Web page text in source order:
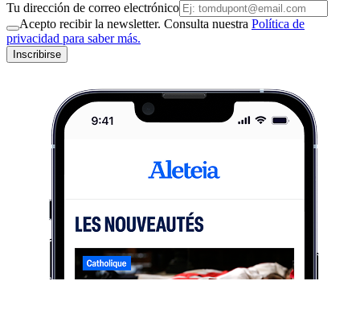
Tu dirección de correo electrónico
Acepto recibir la newsletter. Consulta nuestra Política de
privacidad para saber más.
Inscribirse